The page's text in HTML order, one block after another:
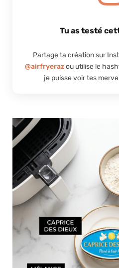
Tu as testé
Partage ta création sur
@airfryerazou utilise le
je puisse voir tes